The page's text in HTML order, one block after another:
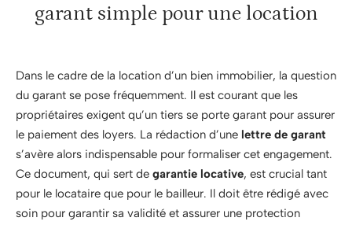
garant simple pour une location
Dans le cadre de la location d’un bien immobilier, la question
du garant se pose fréquemment. Il est courant que les
propriétaires exigent qu’un tiers se porte garant pour assurer
le paiement des loyers. La rédaction d’une lettre de garant
s’avère alors indispensable pour formaliser cet engagement.
Ce document, qui sert de garantie locative, est crucial tant
pour le locataire que pour le bailleur. Il doit être rédigé avec
soin pour garantir sa validité et assurer une protection